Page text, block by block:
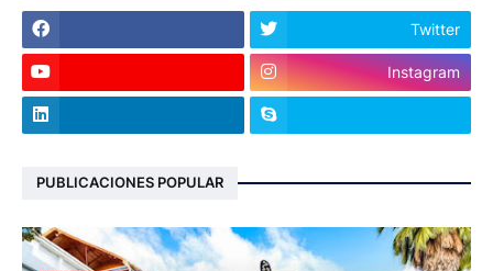
Twitter
Instagram
PUBLICACIONES POPULAR